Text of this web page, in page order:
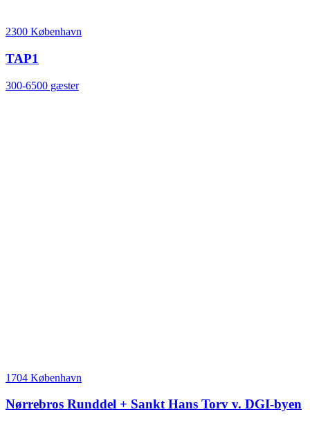
2300 København
TAP1
300-6500 gæster
1704 København
Nørrebros Runddel + Sankt Hans Torv v. DGI-byen